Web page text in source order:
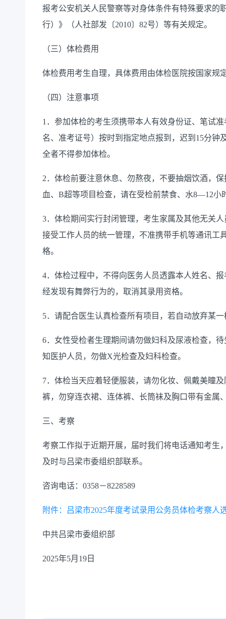
报考公安机关人民警察等对身体条件有特殊要求的
行）》（人社部发〔2010〕82号）等有关规定。
（三）体检费用
体检费用考生自理，具体费用由体检医院按国家规
（四）注意事项
1．参加体检的考生须携带本人有效身份证、笔试
名、准考证号）按时到指定地点报到，迟到15分
全者不得参加体检。
2．体检前要注意休息、勿熬夜，不要抽烟饮酒，
血、B超等项目检查，请在受检前禁食、水8—12
3．体检期间实行封闭管理，考生家属及其他无关
接受工作人员的统一管理，不准携带手机等通讯工
格。
4．体检过程中，不得向医务人员透露本人姓名、
经发现有舞弊行为的，取消其录用资格。
5．请配合医生认真检查所有项目，若自动放弃某
6．女性受检者生理期间请勿做妇科及尿液检查，
知医护人员，勿做X光检查及妇科检查。
7．体检当天应着轻便服装，请勿化妆、佩戴美瞳
裤，勿穿连衣裙、连体裤、长筒袜及胸口带有金
三、考察
考察工作拟于近期开展，届时我们将电话通知考生
及时与吕梁市委组织部联系。
咨询电话：0358－8228589
附件：吕梁市2025年度考试录用公务员体检考察人
中共吕梁市委组织部
2025年5月19日